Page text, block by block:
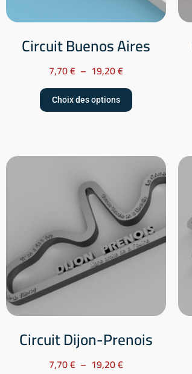
Circuit Buenos Aires
7,70€ – 19,20€
Choix des options
Circuit Dijon-Prenois
7,70€ – 19,20€